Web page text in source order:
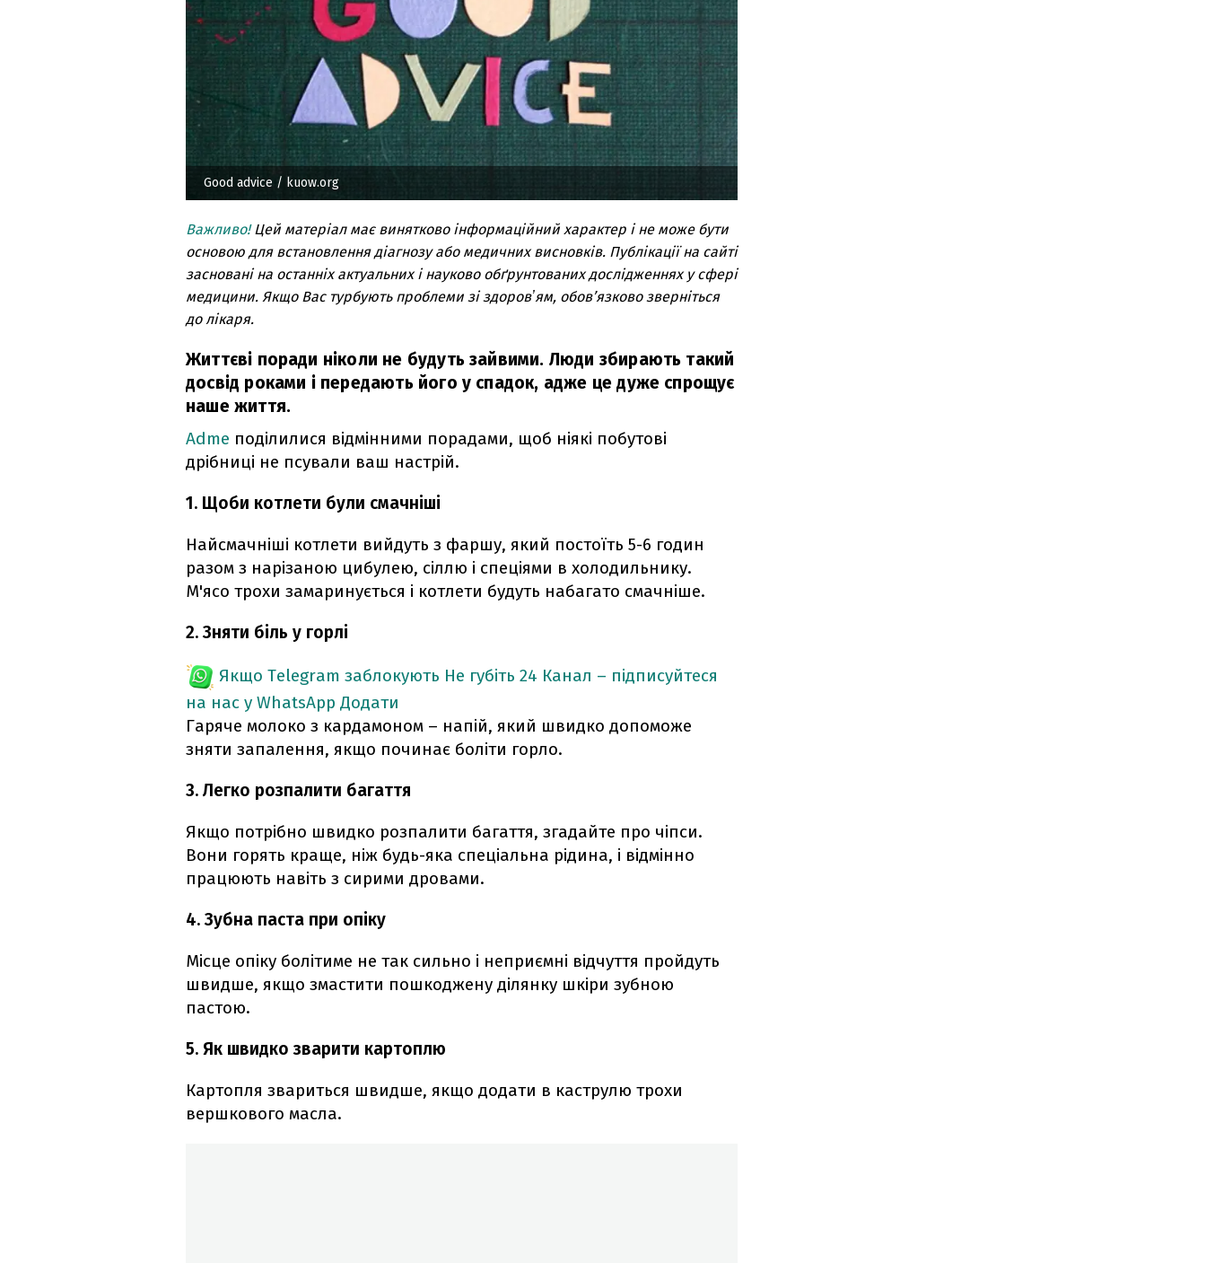
Good advice / kuow.org
Важливо!Цей матеріал має винятково інформаційний характер і не може бути
основою для встановлення діагнозу або медичних висновків. Публікації на сайті
засновані на останніх актуальних і науково обґрунтованих дослідженнях у сфері
медицини. Якщо Вас турбують проблеми зі здоровʼям, обов’язково зверніться
до лікаря.
Життєві поради ніколи не будуть зайвими. Люди збирають такий
досвід роками і передають його у спадок, адже це дуже спрощує
наше життя.
Adme поділилися відмінними порадами, щоб ніякі побутові
дрібниці не псували ваш настрій.
1. Щоби котлети були смачніші
Найсмачніші котлети вийдуть з фаршу, який постоїть 5-6 годин
разом з нарізаною цибулею, сіллю і спеціями в холодильнику.
М'ясо трохи замаринується і котлети будуть набагато смачніше.
2. Зняти біль у горлі
Якщо Telegram заблокують Не губіть 24 Канал – підписуйтеся
на нас у WhatsApp Додати
Гаряче молоко з кардамоном – напій, який швидко допоможе
зняти запалення, якщо починає боліти горло.
3. Легко розпалити багаття
Якщо потрібно швидко розпалити багаття, згадайте про чіпси.
Вони горять краще, ніж будь-яка спеціальна рідина, і відмінно
працюють навіть з сирими дровами.
4. Зубна паста при опіку
Місце опіку болітиме не так сильно і неприємні відчуття пройдуть
швидше, якщо змастити пошкоджену ділянку шкіри зубною
пастою.
5. Як швидко зварити картоплю
Картопля звариться швидше, якщо додати в каструлю трохи
вершкового масла.